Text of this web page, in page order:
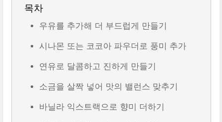
목차
우유를 추가해 더 부드럽게 만들기
시나몬 또는 코코아 파우더로 풍미 추가
연유로 달콤하고 진하게 만들기
소금을 살짝 넣어 맛의 밸런스 맞추기
바닐라 익스트랙으로 향미 더하기